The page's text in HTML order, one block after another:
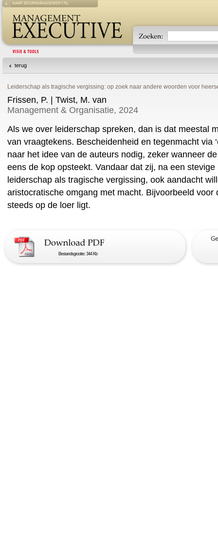
NAAR BOOMMANAGEMENT.NL
terug
Leiderschap als tragische vergissing: op zoek naar andere woorden voor
Frissen, P. | Twist, M. van
Management & Organisatie, 2024
Als we over leiderschap spreken, dan is dat meestal
van vraagtekens. Bescheidenheid en tegenmacht via
naar het idee van de auteurs nodig, zeker wanneer
eens de kop opsteekt. Vandaar dat zij, na een
leiderschap als tragische vergissing, ook aandacht
aristocratische omgang met macht. Bijvoorbeeld voor
steeds op de loer ligt.
Bestandsgrootte: 344 Kb